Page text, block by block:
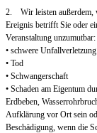
2. Wir leisten außerdem,
Ereignis betrifft Sie oder
Veranstaltung unzumutbar:
• schwere Unfallverletzung
• Tod
• Schwangerschaft
• Schaden am Eigentum
Erdbeben,
Aufklärung vor Ort sein
Beschädigung, wenn die